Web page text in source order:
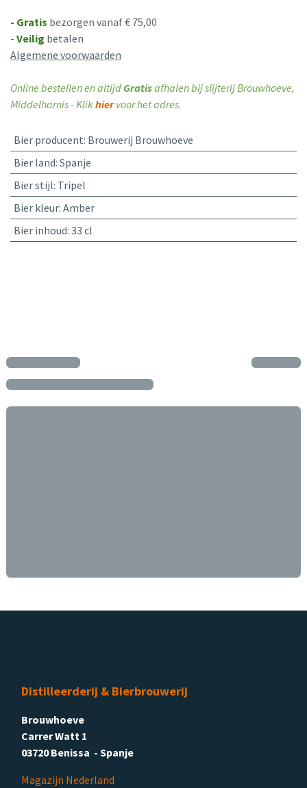
- Gratis bezorgen vanaf € 75,00
- Veilig betalen
Algemene voorwaarden
Online bestellen en altijd Gratisafhalen bij slijterij Brouwhoeve,
Middelharnis - Klikhiervoor het adres.
Bier producent: Brouwerij Brouwhoeve
Bier land: Spanje
Bier stijl: Tripel
Bier kleur: Amber
Bier inhoud: 33 cl
Distilleerderij & Bierbrouwerij
Brouwhoeve
Carrer Watt 1
03720 Benissa - Spanje
Magazijn Nederland